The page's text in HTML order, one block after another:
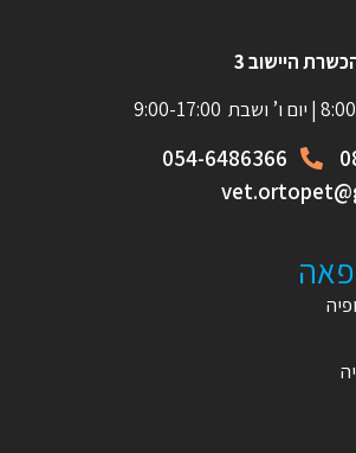
היישוב 3
054-6486366